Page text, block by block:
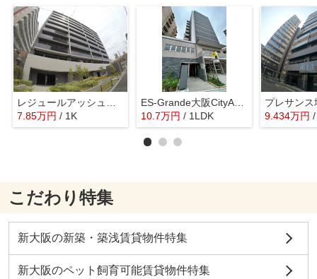
7.85万円 / 1K
ES-Grande大阪CityAvenue
10.7万円 / 1LDK 9.434万円
こだわり特集
新大阪の新築・築浅賃貸物件特集
新大阪のペット飼育可能賃貸物件特集